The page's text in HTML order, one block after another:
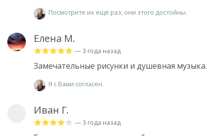
Посмотрите их ещё раз, они этого достойны.
Елена М.
— 3 года назад
Замечательные рисунки и душевная музыка.
Я с Вами согласен.
Иван Г.
— 3 года назад